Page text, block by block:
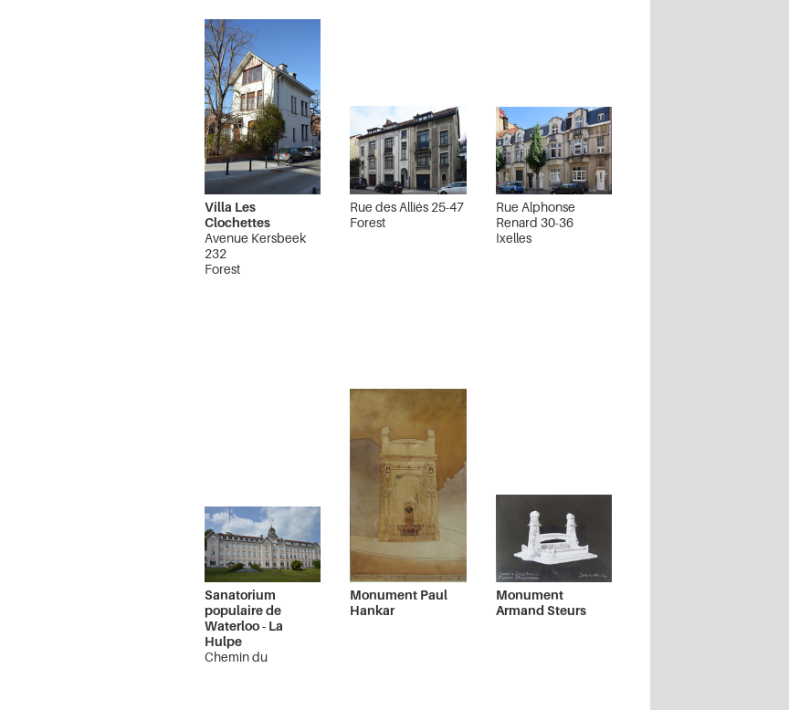
Villa Les
Clochettes
Avenue Kersbeek
232
Forest
Rue des Alliés 25-47
Forest
Rue Alphonse
Renard 30-36
Ixelles
Sanatorium
populaire de
Waterloo - La
Hulpe
Chemin du
Monument Paul
Hankar
Monument
Armand Steurs